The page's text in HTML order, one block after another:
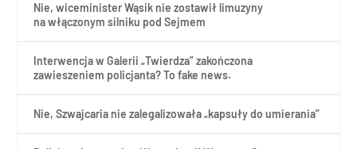
Nie, wiceminister Wąsik nie zostawił limuzyny
na włączonym silniku pod Sejmem
Interwencja w Galerii „Twierdza” zakończona
zawieszeniem policjanta? To fake news.
Nie, Szwajcaria nie zalegalizowała „kapsuły do umierania”